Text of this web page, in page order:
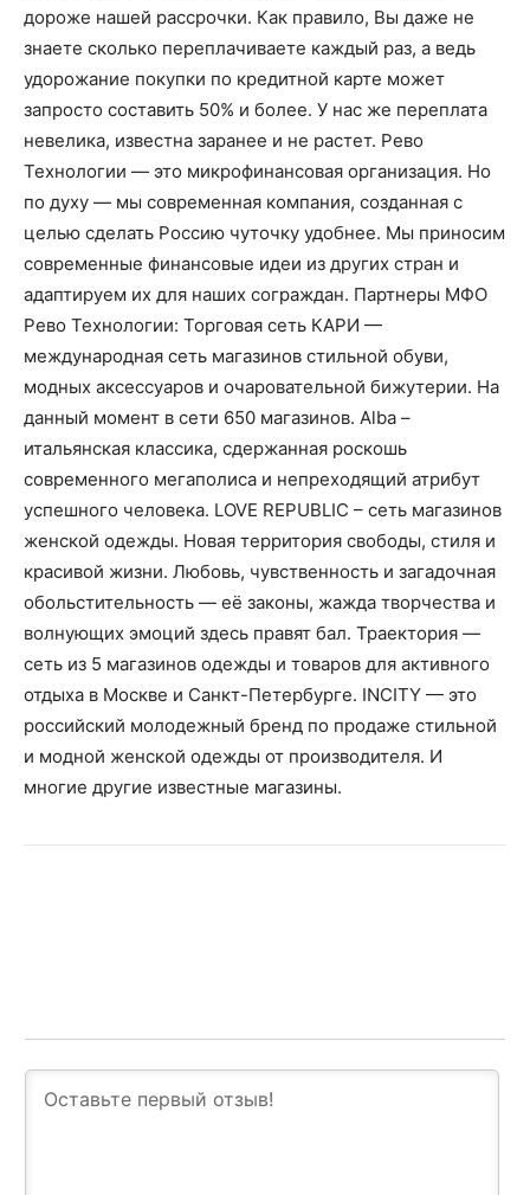
дороже нашей рассрочки. Как правило, Вы даже не
знаете сколько переплачиваете каждый раз, а ведь
удорожание покупки по кредитной карте может
запросто составить 50% и более. У нас же переплата
невелика, известна заранее и не растет. Рево
Технологии — это микрофинансовая организация. Но
по духу — мы современная компания, созданная с
целью сделать Россию чуточку удобнее. Мы приносим
современные финансовые идеи из других стран и
адаптируем их для наших сограждан. Партнеры МФО
Рево Технологии: Торговая сеть КАРИ —
международная сеть магазинов стильной обуви,
модных аксессуаров и очаровательной бижутерии. На
данный момент в сети 650 магазинов. Alba –
итальянская классика, сдержанная роскошь
современного мегаполиса и непреходящий атрибут
успешного человека. LOVE REPUBLIC – сеть магазинов
женской одежды. Новая территория свободы, стиля и
красивой жизни. Любовь, чувственность и загадочная
обольстительность — её законы, жажда творчества и
волнующих эмоций здесь правят бал. Траектория —
сеть из 5 магазинов одежды и товаров для активного
отдыха в Москве и Санкт-Петербурге. INCITY — это
российский молодежный бренд по продаже стильной
и модной женской одежды от производителя. И
многие другие известные магазины.